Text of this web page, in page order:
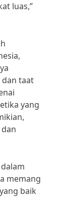
luas,”
dan taat
yang
memang
baik